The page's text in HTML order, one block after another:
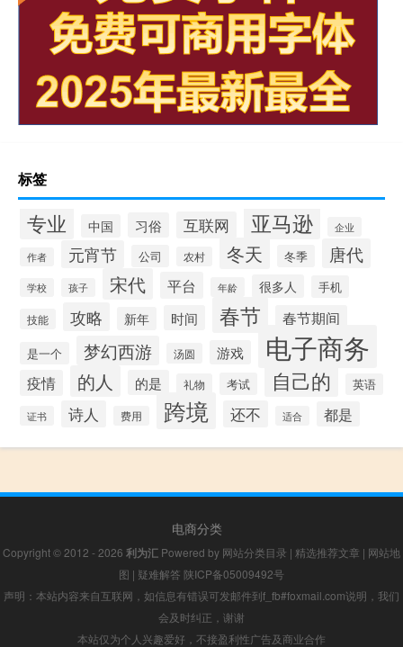
标签
专业 中国 习俗 互联网 亚马逊 企业
作者 元宵节 公司 农村 冬天 冬季 唐代
学校 孩子 宋代 平台 年龄 很多人 手机
技能 攻略 新年 时间 春节 春节期间
是一个 梦幻西游 汤圆 游戏 电子商务
疫情 的人 的是 礼物 考试 自己的 英语
证书 诗人 费用 跨境 还不 适合 都是
电商分类
Copyright © 2012 - 2026 利为汇 Powered by 网站分类目录 | 精选推荐文章 | 网站地
图 | 疑难解答 陕ICP备05009492号
声明：本站内容来自互联网，如信息有错误可发邮件到f_fb#foxmail.com说明，我们
会及时纠正，谢谢
本站仅为个人兴趣爱好，不接盈利性广告及商业合作